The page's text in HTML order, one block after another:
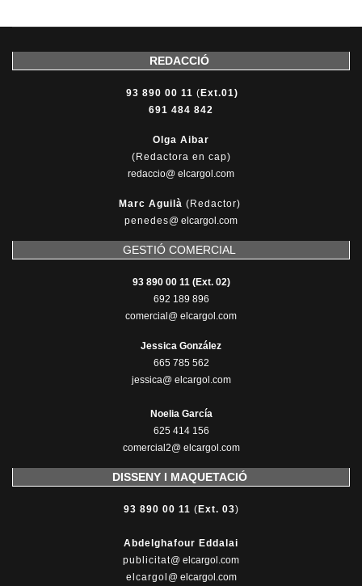
REDACCIÓ
93 890 00 11 ( Ext.01)
691 484 842
Olga Aibar
(Redactora en cap)
redaccio@ elcargol.com
Marc Aguilà (Redactor)
penedes@ elcargol.com
GESTIÓ COMERCIAL
93 890 00 11 (Ext. 02)
692 189 896
comercial@ elcargol.com
Jessica González
665 785 562
jessica@ elcargol.com
Noelia García
625 414 156
comercial2@ elcargol.com
DISSENY I MAQUETACIÓ
93 890 00 11 ( Ext. 03)
Abdelghafour Eddalai
publicitat@ elcargol.com
elcargol @ elcargol.com